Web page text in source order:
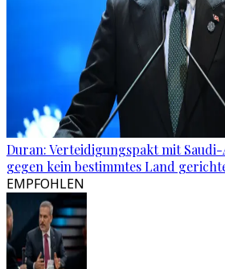
Duran: Verteidigungspakt mit
gegen kein bestimmtes Land
EMPFOHLEN